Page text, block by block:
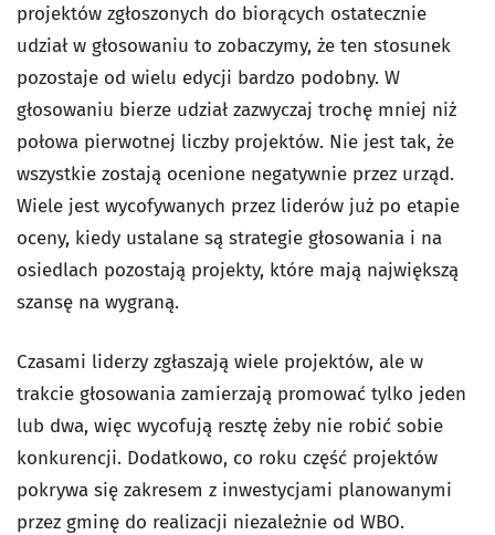
projektów zgłoszonych do biorących ostatecznie
udział w głosowaniu to zobaczymy, że ten stosunek
pozostaje od wielu edycji bardzo podobny. W
głosowaniu bierze udział zazwyczaj trochę mniej niż
połowa pierwotnej liczby projektów. Nie jest tak, że
wszystkie zostają ocenione negatywnie przez urząd.
Wiele jest wycofywanych przez liderów już po etapie
oceny, kiedy ustalane są strategie głosowania i na
osiedlach pozostają projekty, które mają największą
szansę na wygraną.
Czasami liderzy zgłaszają wiele projektów, ale w
trakcie głosowania zamierzają promować tylko jeden
lub dwa, więc wycofują resztę żeby nie robić sobie
konkurencji. Dodatkowo, co roku część projektów
pokrywa się zakresem z inwestycjami planowanymi
przez gminę do realizacji niezależnie od WBO.